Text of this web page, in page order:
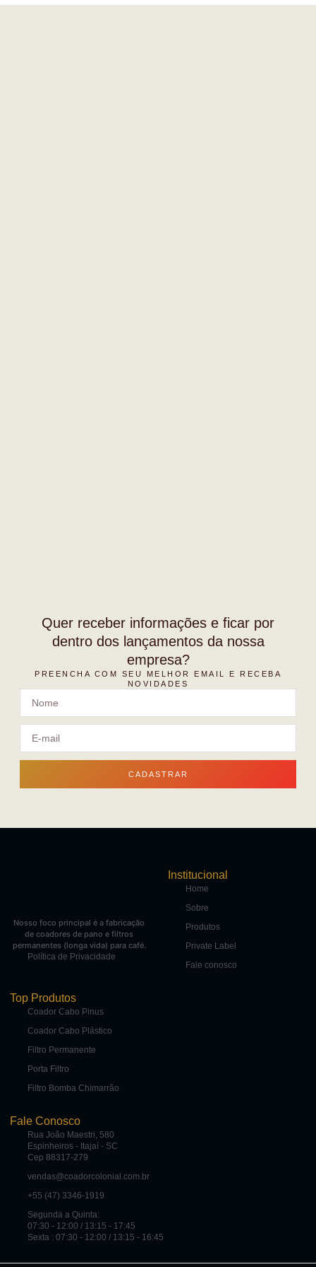
Quer receber informações e ficar por
dentro dos lançamentos da nossa
empresa?
PREENCHA COM SEU MELHOR EMAIL E RECEBA
NOVIDADES
CADASTRAR
Nosso foco principal é a fabricação
de coadores de pano e filtros
permanentes (longa vida) para café.
Política de Privacidade
Institucional
Home
Sobre
Produtos
Private Label
Fale conosco
Top Produtos
Coador Cabo Pinus
Coador Cabo Plástico
Filtro Permanente
Porta Filtro
Filtro Bomba Chimarrão
Fale Conosco
Rua João Maestri, 580
Espinheiros - Itajaí - SC
Cep 88317-279
vendas@coadorcolonial.com.br
+55 (47) 3346-1919
Segunda a Quinta:
07:30 - 12:00 / 13:15 - 17:45
Sexta : 07:30 - 12:00 / 13:15 - 16:45